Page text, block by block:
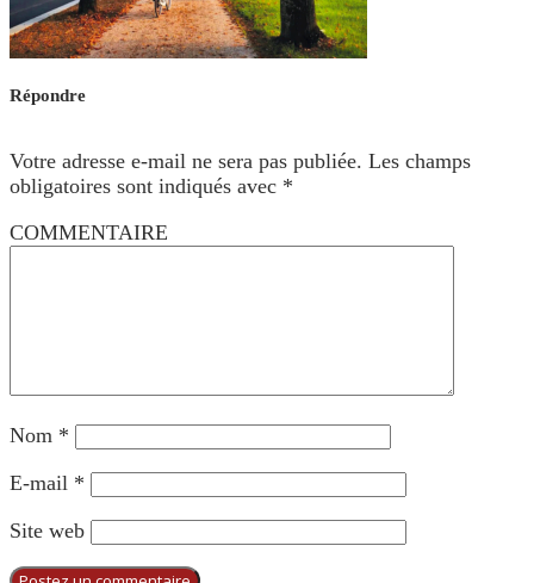
Répondre
Votre adresse e-mail ne sera pas publiée. Les champs
obligatoires sont indiqués avec *
COMMENTAIRE
Nom *
E-mail *
Site web